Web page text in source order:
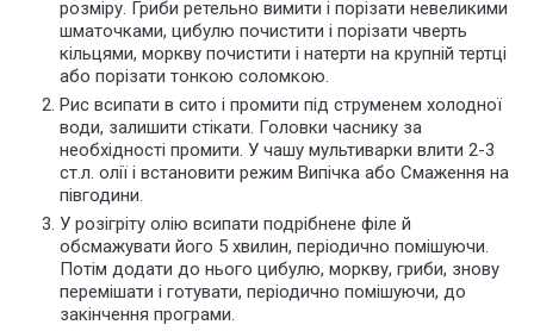
розміру. Гриби ретельно вимити і порізати невеликими
шматочками, цибулю почистити і порізати чверть
кільцями, моркву почистити і натерти на крупній тертці
або порізати тонкою соломкою.
Рис всипати в сито і промити під струменем холодної
води, залишити стікати. Головки часнику за
необхідності промити. У чашу мультиварки влити 2-3
ст.л. олії і встановити режим Випічка або Смаження на
півгодини.
У розігріту олію всипати подрібнене філе й
обсмажувати його 5 хвилин, періодично помішуючи.
Потім додати до нього цибулю, моркву, гриби, знову
перемішати і готувати, періодично помішуючи, до
закінчення програми.